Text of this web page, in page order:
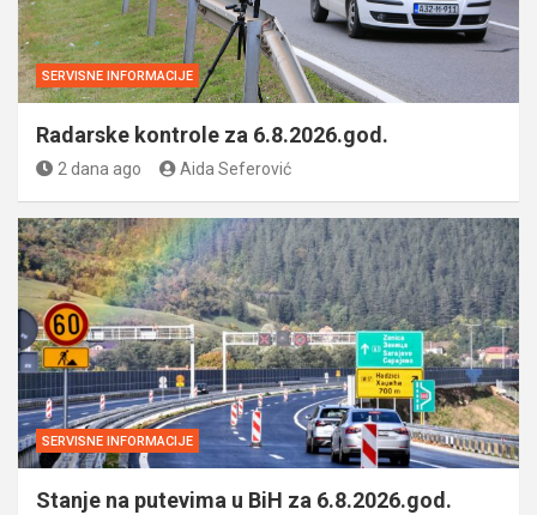
SERVISNE INFORMACIJE
Radarske kontrole za 6.8.2026.god.
2 dana ago Aida Seferović
SERVISNE INFORMACIJE
Stanje na putevima u BiH za 6.8.2026.god.